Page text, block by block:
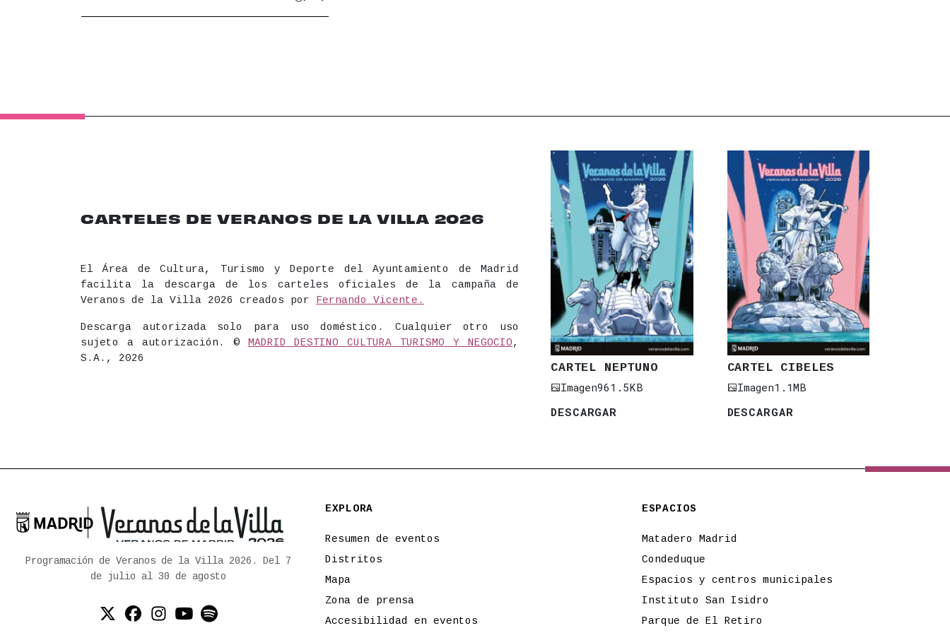
CARTELES DE VERANOS DE LA VILLA 2026
El Área de Cultura, Turismo y Deporte del Ayuntamiento de Madrid
facilita la descarga de los carteles oficiales de la campaña de
Veranos de la Villa 2026 creados por
Fernando Vicente.
Descarga autorizada solo para uso doméstico. Cualquier otro uso
sujeto a autorización. ©
MADRID DESTINO CULTURA TURISMO Y NEGOCIO,
S.A., 2026
CARTEL NEPTUNO
Imagen961.5KB
DESCARGAR
CARTEL CIBELES
Imagen1.1MB
DESCARGAR

Ayuntamiento de Madrid
Programación de Veranos de la Villa 2026. Del 7
de julio al 30 de agosto
Twitter (X)
Facebook
Instagram
YouTube
Spotify
EXPLORA
Resumen de eventos
Distritos
Mapa
Zona de prensa
Accesibilidad en eventos
ESPACIOS
Matadero Madrid
Condeduque
Espacios y centros municipales
Instituto San Isidro
Parque de El Retiro